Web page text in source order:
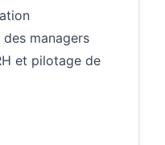
managers
et pilotage de